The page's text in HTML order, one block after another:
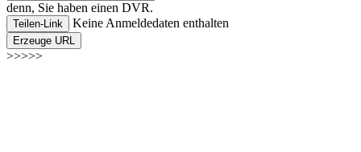
denn, Sie haben einen DVR.
Teilen-Link Keine Anmeldedaten enthalten
Erzeuge URL
>>>>>